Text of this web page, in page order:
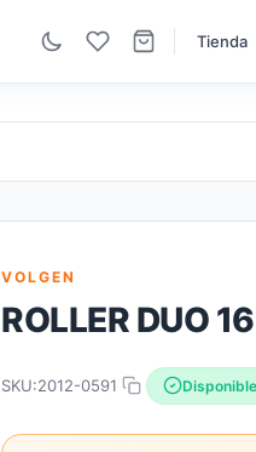
Tienda
VOLGEN
ROLLER DUO
SKU:2012-0591 Disponible